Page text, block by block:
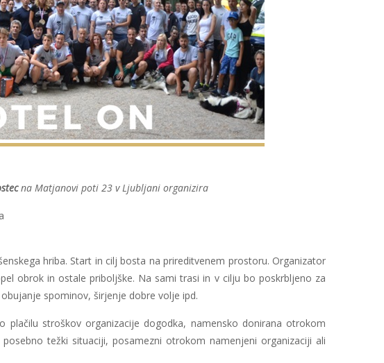
na Matjanovi poti 23 v Ljubljani organizira
hriba. Start in cilj bosta na prireditvenem prostoru. Organizator
obrok in ostale priboljške. Na sami trasi in v cilju bo poskrbljeno za
spominov, širjenje dobre volje ipd.
stroškov organizacije dogodka, namensko donirana otrokom
težki situaciji, posamezni otrokom namenjeni organizaciji ali